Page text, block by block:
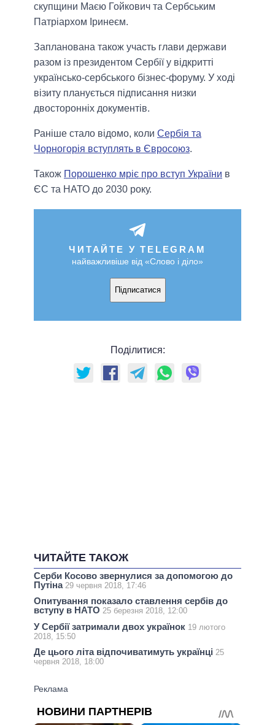
скупщини Маєю Гойкович та Сербським
Патріархом Іринеєм.
Запланована також участь глави держави
разом із президентом Сербії у відкритті
українсько-сербського бізнес-форуму. У ході
візиту планується підписання низки
двосторонніх документів.
Раніше стало відомо, коли Сербія та
Чорногорія вступлять в Євросоюз.
Також Порошенко мріє про вступ України в
ЄС та НАТО до 2030 року.
ЧИТАЙТЕ У TELEGRAM
найважливіше від «Слово і діло»
Підписатися
Поділитися:
ЧИТАЙТЕ ТАКОЖ
Серби Косово звернулися за допомогою до
Путіна 29 червня 2018, 17:46
Опитування показало ставлення сербів до
вступу в НАТО 25 березня 2018, 12:00
У Сербії затримали двох українок 19 лютого
2018, 15:50
Де цього літа відпочиватимуть українці 25
червня 2018, 18:00